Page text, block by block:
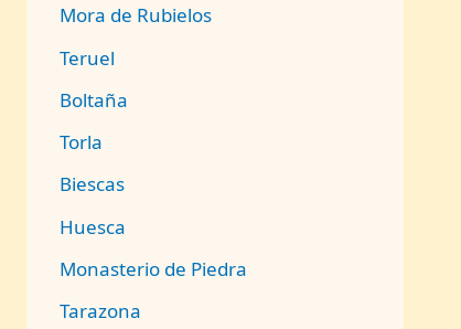
Mora de Rubielos
Teruel
Boltaña
Torla
Biescas
Huesca
Monasterio de Piedra
Tarazona